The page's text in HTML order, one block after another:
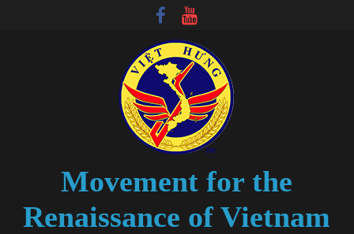
Movement for the
Renaissance of Vietnam